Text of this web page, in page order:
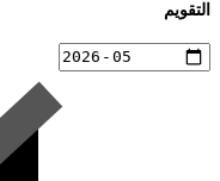
التقويم